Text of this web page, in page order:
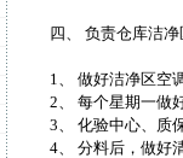
四、 负责仓库洁净
1、 做好洁净区空调
2、 每个星期一做好
3、 化验中心、质保
4、 分料后，做好清